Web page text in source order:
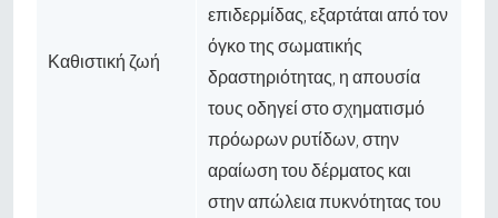
Καθιστική ζωή
επιδερμίδας, εξαρτάται από τον
όγκο της σωματικής
δραστηριότητας, η απουσία
τους οδηγεί στο σχηματισμό
πρόωρων ρυτίδων, στην
αραίωση του δέρματος και
στην απώλεια πυκνότητας του